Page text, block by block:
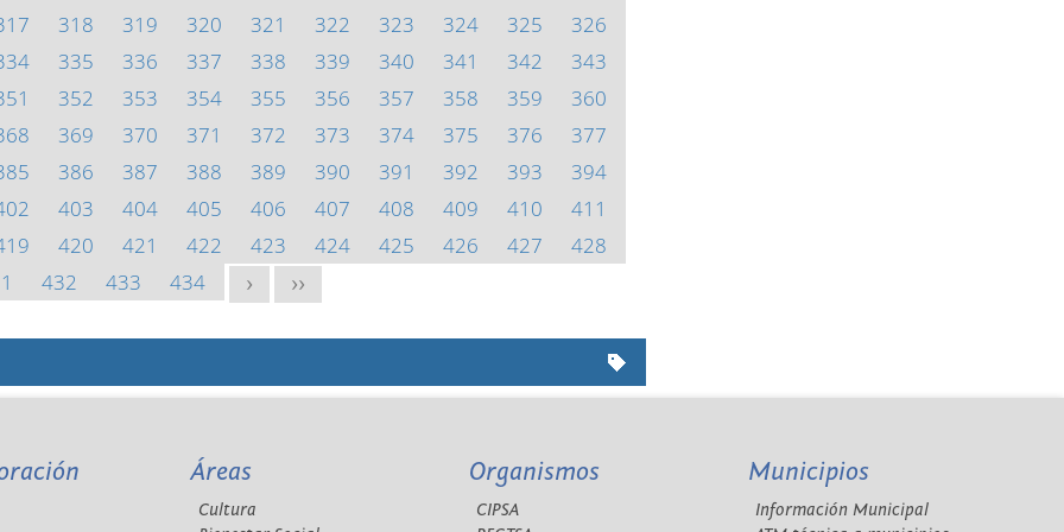
318 319 320 321 322 323 324 325
326
335 336 337 338 339 340 341 342
343
352 353 354 355 356 357 358 359
360
369 370 371 372 373 374 375 376
377
386 387 388 389 390 391 392 393
394
403 404 405 406 407 408 409 410
411
420 421 422 423 424 425 426 427
428
432 433 434 > >>
Áreas
Cultura
Organismos
CIPSA
Municipios
Información Municipal